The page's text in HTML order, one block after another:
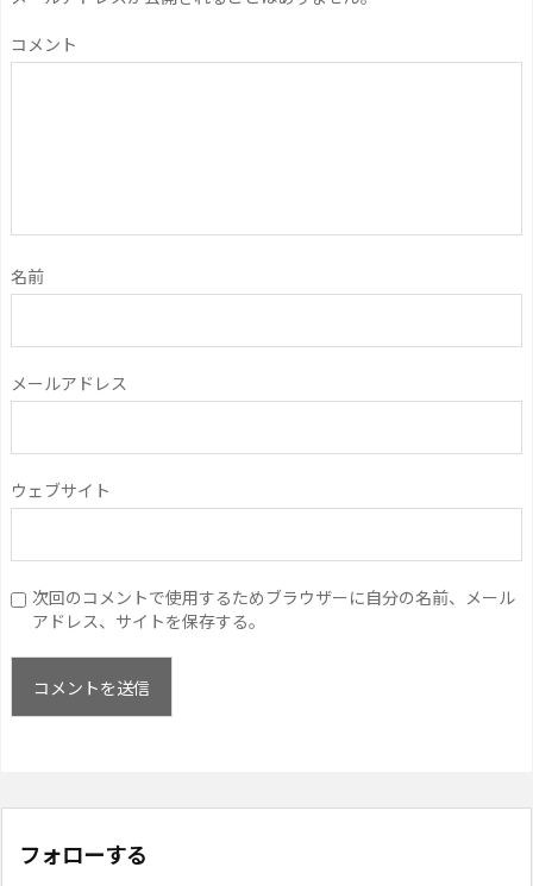
コメント
名前
メールアドレス
ウェブサイト
次回のコメントで使用するためブラウザーに自分の名前、メール
アドレス、サイトを保存する。
フォローする